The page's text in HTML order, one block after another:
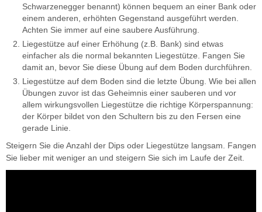
Schwarzenegger benannt) können bequem an einer Bank oder
einem anderen, erhöhten Gegenstand ausgeführt werden.
Achten Sie immer auf eine saubere Ausführung.
Liegestütze auf einer Erhöhung (z.B. Bank) sind etwas
einfacher als die normal bekannten Liegestütze. Fangen Sie
damit an, bevor Sie diese Übung auf dem Boden durchführen.
Liegestütze auf dem Boden sind die letzte Übung. Wie bei allen
Übungen zuvor ist das Geheimnis einer sauberen und vor
allem wirkungsvollen Liegestütze die richtige Körperspannung:
der Körper bildet von den Schultern bis zu den Fersen eine
gerade Linie.
Steigern Sie die Anzahl der Dips oder Liegestütze langsam. Fangen
Sie lieber mit weniger an und steigern Sie sich im Laufe der Zeit.